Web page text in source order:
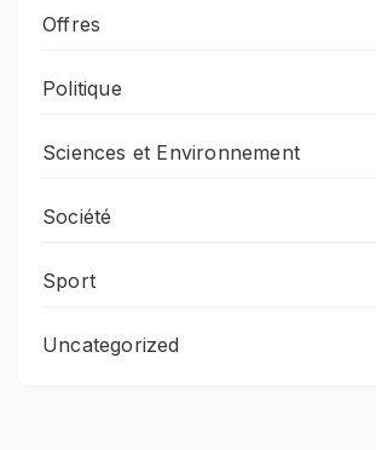
Offres
Politique
Sciences et Environnement
Société
Sport
Uncategorized